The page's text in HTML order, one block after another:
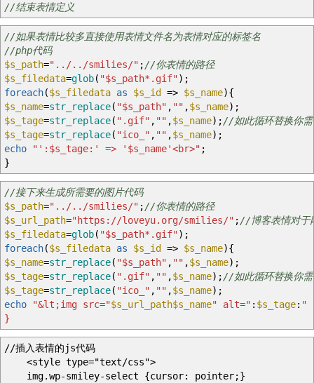
//结束表情定义
//如果表情比较多直接使用表情文件名为表情对应的标签名
//php代码
$s_path="../../smilies/" ;//你表情的路径
$s_filedata=glob( "$s_path*.gif") ;
foreach($s_filedata as $s_id => $s_name){
$s_name=str_replace( "$s_path" , "" ,$s_name) ;
$s_tage=str_replace( ".gif" , "" ,$s_name) ;//如此循环替换你需
$s_tage=str_replace( "ico_" , "" ,$s_name) ;
echo
"': $s_tage:' => ' $s_name'<br>" ;
}
//接下来生成所需要的图片代码
$s_path="../../smilies/" ;//你表情的路径
$s_url_path="https://loveyu.org/smilies/" ;//博客表情对于
$s_filedata=glob( "$s_path*.gif") ;
foreach($s_filedata as $s_id => $s_name){
$s_name=str_replace( "$s_path" , "" ,$s_name) ;
$s_tage=str_replace( ".gif" , "" ,$s_name) ;//如此循环替换你需
$s_tage=str_replace( "ico_" , "" ,$s_name) ;
echo
"&lt;img src="$s_url_path$s_name" alt=" : $s_tage: "
}
//插入表情的js代码
<style type="text/css">
img.wp-smiley-select {cursor: pointer;}